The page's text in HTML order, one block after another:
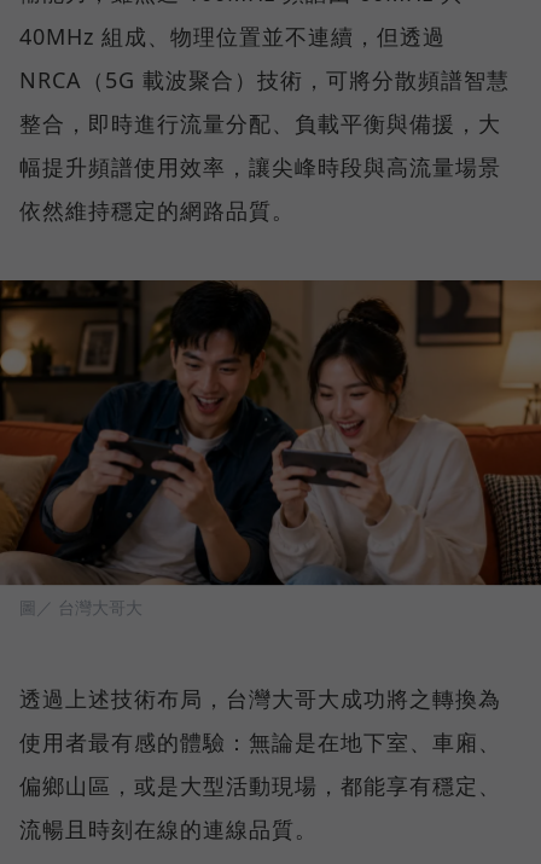
40MHz 組成、物理位置並不連續，但透過
NRCA（5G 載波聚合）技術，可將分散頻譜智慧
整合，即時進行流量分配、負載平衡與備援，大
幅提升頻譜使用效率，讓尖峰時段與高流量場景
依然維持穩定的網路品質。
圖／ 台灣大哥大
透過上述技術布局，台灣大哥大成功將之轉換為
使用者最有感的體驗：無論是在地下室、車廂、
偏鄉山區，或是大型活動現場，都能享有穩定、
流暢且時刻在線的連線品質。